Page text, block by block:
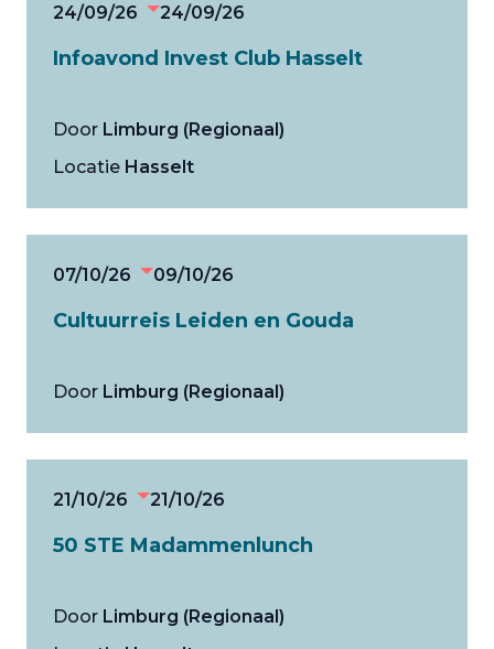
24/09/26 24/09/26
Infoavond Invest Club Hasselt
Door Limburg (Regionaal)
Locatie Hasselt
07/10/26 09/10/26
Cultuurreis Leiden en Gouda
Door Limburg (Regionaal)
21/10/26 21/10/26
50 STE Madammenlunch
Door Limburg (Regionaal)